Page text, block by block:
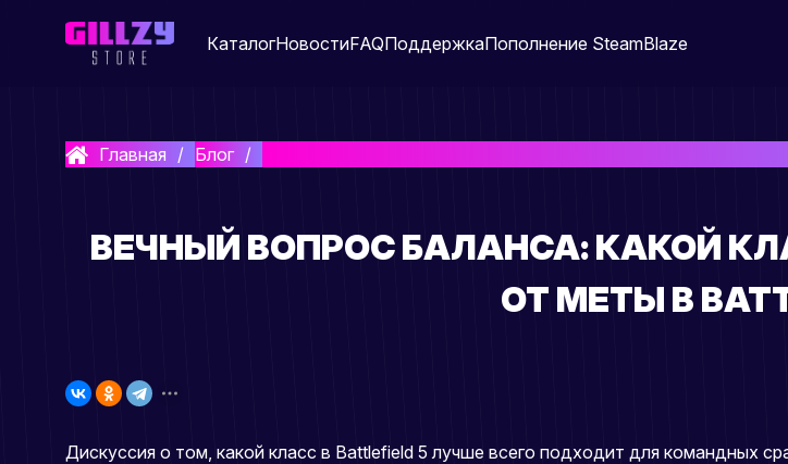
КаталогНовостиFAQПоддержкаПополнение SteamBlaze
Главная Блог
ВЕЧНЫЙ ВОПРОС БАЛАНСА: КАКОЙ
ОТ МЕТЫ В
Дискуссия о том, какой класс в Battlefield 5 лучше всего подходит для командных